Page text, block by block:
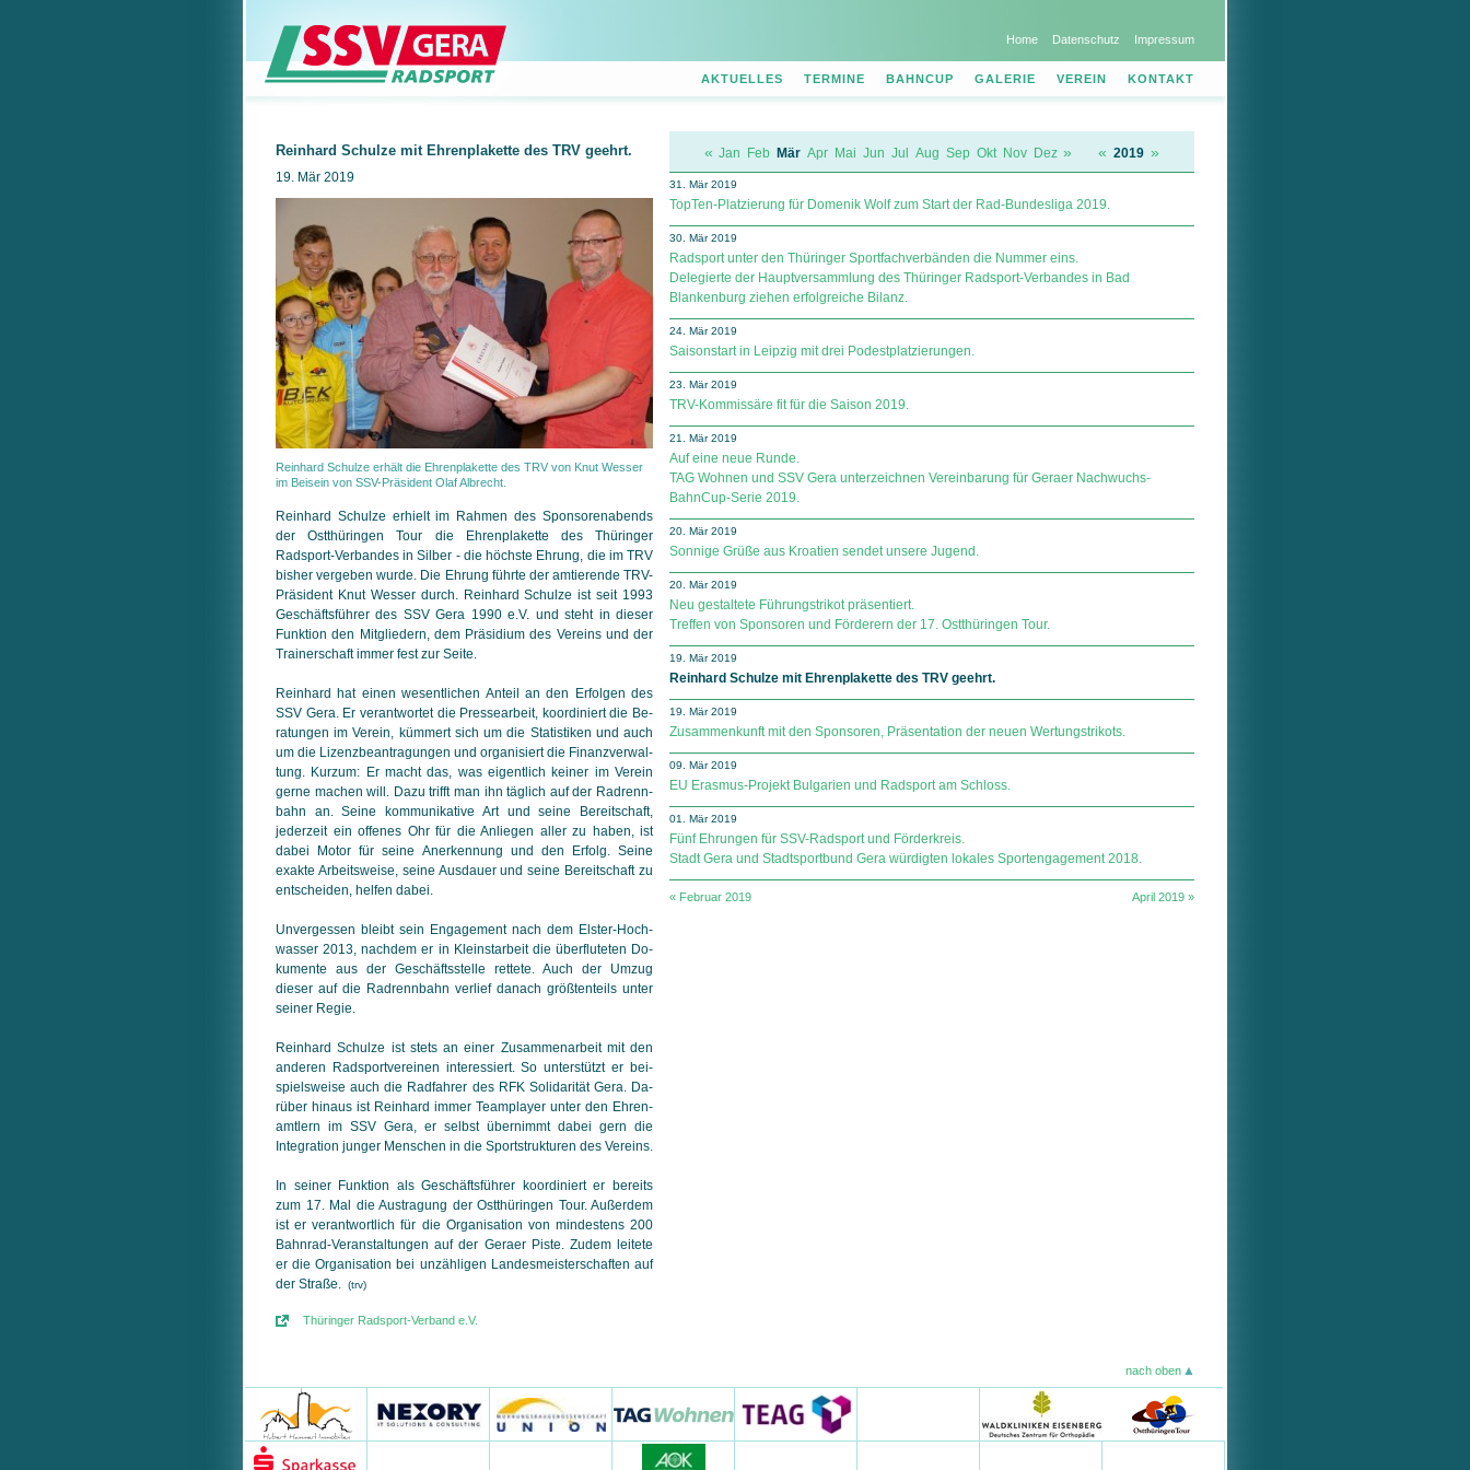
Home Datenschutz Impressum
AKTUELLES TERMINE BAHNCUP GALERIE VEREIN KONTAKT
Reinhard Schulze mit Ehrenplakette des TRV geehrt.
19. Mär 2019
Reinhard Schulze erhält die Ehrenplakette des TRV von Knut Wesser
im Beisein von SSV-Präsident Olaf Albrecht.
Reinhard Schulze erhielt im Rahmen des Sponsorenabends
der Ostthüringen Tour die Ehrenplakette des Thüringer
Radsport-Ver­ban­des in Silber - die höchste Ehrung, die im TRV
bisher ver­ge­ben wurde. Die Ehrung führte der amtierende TRV-
Präsident Knut Wesser durch. Reinhard Schulze ist seit 1993
Geschäfts­führer des SSV Gera 1990 e.V. und steht in dieser
Funktion den Mitgliedern, dem Präsidium des Vereins und der
Trainerschaft immer fest zur Seite.
Reinhard hat einen wesentlichen Anteil an den Erfolgen des
SSV Gera. Er verantwortet die Pressearbeit, koordiniert die Be­
ra­tun­gen im Verein, kümmert sich um die Statistiken und auch
um die Lizenzbeantragungen und organisiert die Finanz­ver­wal­
tung. Kurzum: Er macht das, was eigentlich keiner im Verein
gerne machen will. Dazu trifft man ihn täglich auf der Rad­renn­
bahn an. Seine kommunikative Art und seine Bereit­schaft,
jeder­zeit ein offenes Ohr für die Anliegen aller zu haben, ist
dabei Motor für seine Anerkennung und den Erfolg. Seine
exakte Ar­beits­wei­se, seine Ausdauer und seine Bereitschaft zu
ent­schei­den, helfen dabei.
Unvergessen bleibt sein Engagement nach dem Elster-Hoch­
was­ser 2013, nachdem er in Kleinstarbeit die überfluteten Do­
ku­men­te aus der Geschäftsstelle rettete. Auch der Umzug
dieser auf die Radrennbahn verlief danach größtenteils unter
seiner Regie.
Reinhard Schulze ist stets an einer Zusammenarbeit mit den
an­de­ren Radsportvereinen interessiert. So unterstützt er bei­
spiels­wei­se auch die Radfahrer des RFK Solidarität Gera. Da­
rü­ber hinaus ist Reinhard immer Team­player unter den Ehren­
amt­lern im SSV Gera, er selbst übernimmt dabei gern die
Integration junger Menschen in die Sportstrukturen des Vereins.
In seiner Funktion als Geschäftsführer koordiniert er bereits
zum 17. Mal die Austragung der Ostthüringen Tour. Außerdem
ist er verantwortlich für die Organisation von mindestens 200
Bahn­rad-Veranstaltungen auf der Geraer Piste. Zudem leitete
er die Organisation bei unzähligen Landesmeisterschaften auf
der Straße. (trv)
Thüringer Radsport-Verband e.V.
« Jan Feb Mär Apr Mai Jun Jul Aug Sep Okt Nov Dez » « 2019 »
31. Mär 2019
TopTen-Platzierung für Domenik Wolf zum Start der Rad-Bundesliga 2019.
30. Mär 2019
Radsport unter den Thüringer Sportfachverbänden die Nummer eins.
Delegierte der Hauptversammlung des Thüringer Radsport-Verbandes in Bad
Blankenburg ziehen erfolgreiche Bilanz.
24. Mär 2019
Saisonstart in Leipzig mit drei Podestplatzierungen.
23. Mär 2019
TRV-Kommissäre fit für die Saison 2019.
21. Mär 2019
Auf eine neue Runde.
TAG Wohnen und SSV Gera unterzeichnen Ver­ein­ba­rung für Geraer Nachwuchs-
BahnCup-Serie 2019.
20. Mär 2019
Sonnige Grüße aus Kroatien sendet unsere Jugend.
20. Mär 2019
Neu gestaltete Führungstrikot präsentiert.
Treffen von Sponsoren und Förderern der 17. Ostthüringen Tour.
19. Mär 2019
Reinhard Schulze mit Ehrenplakette des TRV geehrt.
19. Mär 2019
Zusammenkunft mit den Sponsoren, Präsentation der neuen Wertungstrikots.
09. Mär 2019
EU Erasmus-Projekt Bulgarien und Radsport am Schloss.
01. Mär 2019
Fünf Ehrungen für SSV-Radsport und Förderkreis.
Stadt Gera und Stadtsportbund Gera würdigten lokales Sportengagement 2018.
« Februar 2019 April 2019 »
nach oben